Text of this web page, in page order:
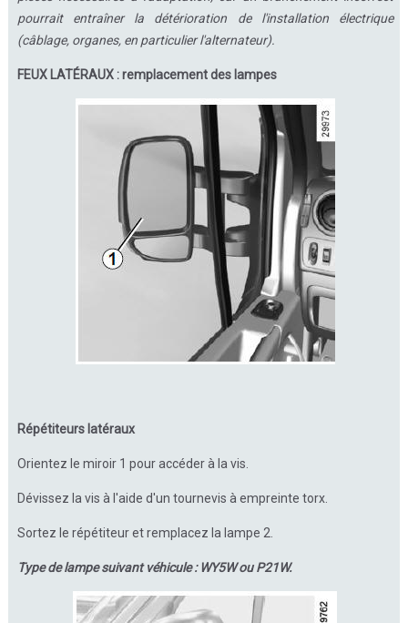
pourrait entraîner la détérioration de l'installation électrique
(câblage, organes, en particulier l'alternateur).
FEUX LATÉRAUX : remplacement des lampes
Répétiteurs latéraux
Orientez le miroir 1 pour accéder à la vis.
Dévissez la vis à l'aide d'un tournevis à empreinte torx.
Sortez le répétiteur et remplacez la lampe 2.
Type de lampe suivant véhicule : WY5W ou P21W.